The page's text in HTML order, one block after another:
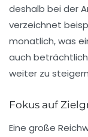
deshalb bei der
verzeichnet
monatlich, was
auch
weiter zu
Fokus auf
Eine große